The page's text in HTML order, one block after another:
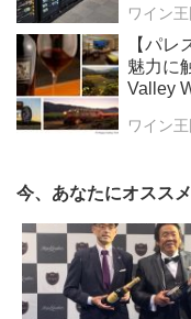
ワイン
【パ
魅力に
Valley
ワイン
今、あなたにオススメ